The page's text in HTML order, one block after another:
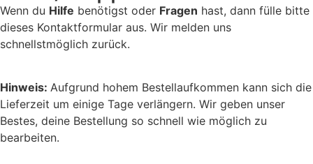
Wenn du Hilfe benötigst oder Fragen hast, dann fülle bitte
dieses Kontaktformular aus. Wir melden uns
schnellstmöglich zurück.
Hinweis: Aufgrund hohem Bestellaufkommen kann sich die
Lieferzeit um einige Tage verlängern. Wir geben unser
Bestes, deine Bestellung so schnell wie möglich zu
bearbeiten.